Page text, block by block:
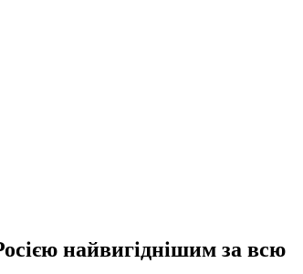
найвигіднішим за всю